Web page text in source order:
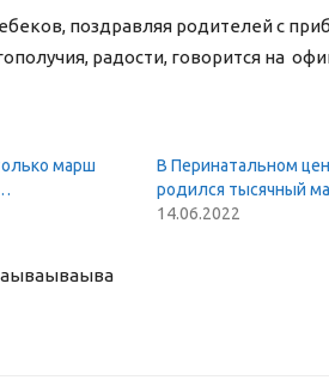
поздравляя родителей с
радости, говорится на
марш
В Перинатальном
родился тысячный
14.06.2022
ываываыва